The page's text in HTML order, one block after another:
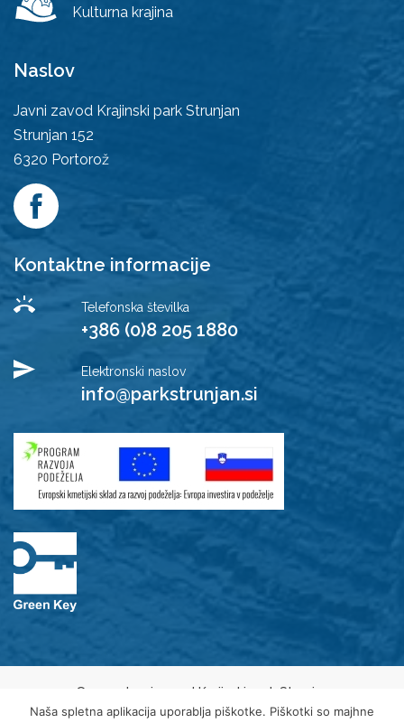
Kulturna krajina
Naslov
Javni zavod Krajinski park Strunjan
Strunjan 152
6320 Portorož
Kontaktne informacije
Telefonska številka
+386 (0)8 205 1880
Elektronski naslov
info@parkstrunjan.si
© 2021 Javni zavod Krajinski park Strunjan
Varovanje osebnih podatkov
Naša spletna aplikacija uporablja piškotke. Piškotki so majhne